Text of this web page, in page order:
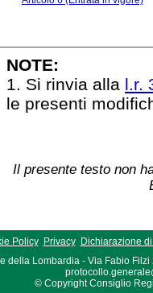
NOTE:
1. Si rinvia alla l.r.
le presenti
Il presente testo non
Policy Privacy
Dichiarazione
della Lombardia - Via Fabio Filzi
© Copyright Consiglio